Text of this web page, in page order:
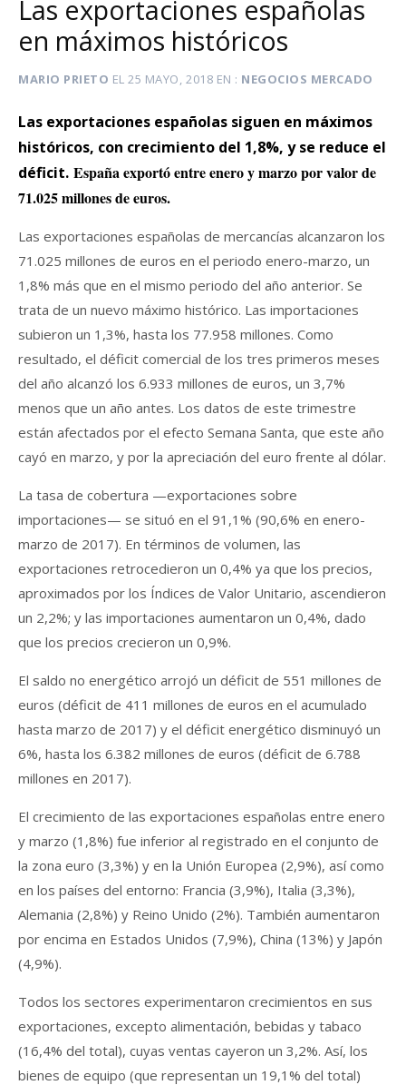
Las exportaciones españolas
en máximos históricos
MARIO PRIETO EL25 MAYO, 2018 EN NEGOCIOS MERCADO
Las exportaciones españolas siguen en máximos
históricos, con crecimiento del 1,8%, y se reduce el
déficit. España exportó entre enero y marzo por valor de
71.025 millones de euros.
Las exportaciones españolas de mercancías alcanzaron los
71.025 millones de euros en el periodo enero-marzo, un
1,8% más que en el mismo periodo del año anterior. Se
trata de un nuevo máximo histórico. Las importaciones
subieron un 1,3%, hasta los 77.958 millones. Como
resultado, el déficit comercial de los tres primeros meses
del año alcanzó los 6.933 millones de euros, un 3,7%
menos que un año antes. Los datos de este trimestre
están afectados por el efecto Semana Santa, que este año
cayó en marzo, y por la apreciación del euro frente al dólar.
La tasa de cobertura —exportaciones sobre
importaciones— se situó en el 91,1% (90,6% en enero-
marzo de 2017). En términos de volumen, las
exportaciones retrocedieron un 0,4% ya que los precios,
aproximados por los Índices de Valor Unitario, ascendieron
un 2,2%; y las importaciones aumentaron un 0,4%, dado
que los precios crecieron un 0,9%.
El saldo no energético arrojó un déficit de 551 millones de
euros (déficit de 411 millones de euros en el acumulado
hasta marzo de 2017) y el déficit energético disminuyó un
6%, hasta los 6.382 millones de euros (déficit de 6.788
millones en 2017).
El crecimiento de las exportaciones españolas entre enero
y marzo (1,8%) fue inferior al registrado en el conjunto de
la zona euro (3,3%) y en la Unión Europea (2,9%), así como
en los países del entorno: Francia (3,9%), Italia (3,3%),
Alemania (2,8%) y Reino Unido (2%). También aumentaron
por encima en Estados Unidos (7,9%), China (13%) y Japón
(4,9%).
Todos los sectores experimentaron crecimientos en sus
exportaciones, excepto alimentación, bebidas y tabaco
(16,4% del total), cuyas ventas cayeron un 3,2%. Así, los
bienes de equipo (que representan un 19,1% del total)